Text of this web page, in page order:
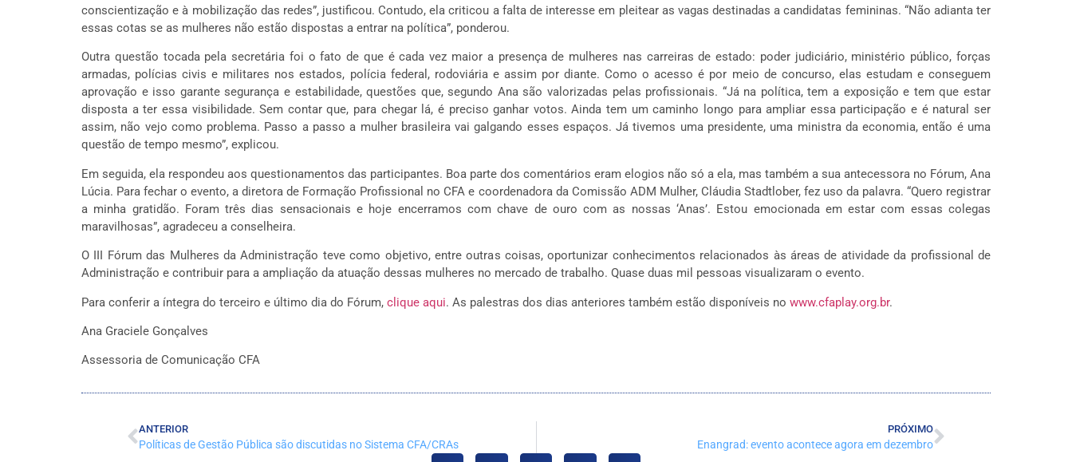
conscientização e à mobilização das redes”, justificou. Contudo, ela criticou a falta de interesse em pleitear as vagas destinadas a candidatas femininas. “Não adianta ter
essas cotas se as mulheres não estão dispostas a entrar na política”, ponderou.
Outra questão tocada pela secretária foi o fato de que é cada vez maior a presença de mulheres nas carreiras de estado: poder judiciário, ministério público, forças
armadas, polícias civis e militares nos estados, polícia federal, rodoviária e assim por diante. Como o acesso é por meio de concurso, elas estudam e conseguem
aprovação e isso garante segurança e estabilidade, questões que, segundo Ana são valorizadas pelas profissionais. “Já na política, tem a exposição e tem que estar
disposta a ter essa visibilidade. Sem contar que, para chegar lá, é preciso ganhar votos. Ainda tem um caminho longo para ampliar essa participação e é natural ser
assim, não vejo como problema. Passo a passo a mulher brasileira vai galgando esses espaços. Já tivemos uma presidente, uma ministra da economia, então é uma
questão de tempo mesmo”, explicou.
Em seguida, ela respondeu aos questionamentos das participantes. Boa parte dos comentários eram elogios não só a ela, mas também a sua antecessora no Fórum, Ana
Lúcia. Para fechar o evento, a diretora de Formação Profissional no CFA e coordenadora da Comissão ADM Mulher, Cláudia Stadtlober, fez uso da palavra. “Quero registrar
a minha gratidão. Foram três dias sensacionais e hoje encerramos com chave de ouro com as nossas ‘Anas’. Estou emocionada em estar com essas colegas
maravilhosas”, agradeceu a conselheira.
O III Fórum das Mulheres da Administração teve como objetivo, entre outras coisas, oportunizar conhecimentos relacionados às áreas de atividade da profissional de
Administração e contribuir para a ampliação da atuação dessas mulheres no mercado de trabalho. Quase duas mil pessoas visualizaram o evento.
Para conferir a íntegra do terceiro e último dia do Fórum, clique aqui. As palestras dos dias anteriores também estão disponíveis no www.cfaplay.org.br.
Ana Graciele Gonçalves
Assessoria de Comunicação CFA
ANTERIOR
Políticas de Gestão Pública são discutidas no Sistema CFA/CRAs
PRÓXIMO
Enangrad: evento acontece agora em dezembro